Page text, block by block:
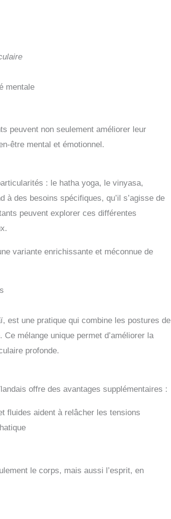
mentale
peuvent non seulement améliorer leur
être mental et émotionnel.
: le hatha yoga, le vinyasa,
à des besoins spécifiques, qu’il s’agisse de
peuvent explorer ces différentes
variante enrichissante et méconnue de
est une pratique qui combine les postures de
mélange unique permet d’améliorer la
profonde.
offre des avantages supplémentaires :
fluides aident à relâcher les tensions
le corps, mais aussi l’esprit, en